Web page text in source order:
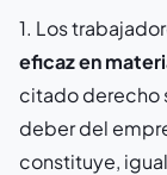
1. Los
eficaz en
citado derecho
deber del
constituye,